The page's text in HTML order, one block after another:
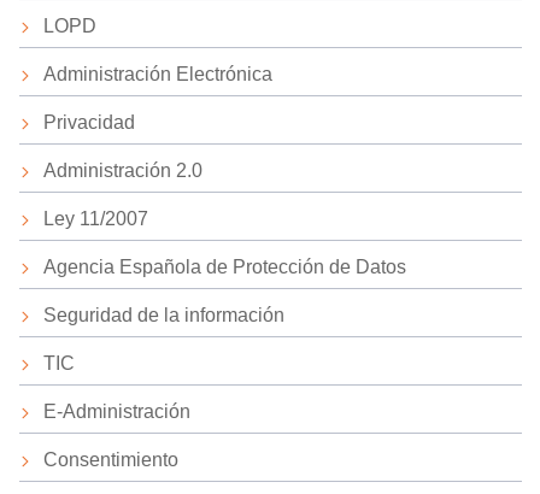
LOPD
Administración Electrónica
Privacidad
Administración 2.0
Ley 11/2007
Agencia Española de Protección de Datos
Seguridad de la información
TIC
E-Administración
Consentimiento